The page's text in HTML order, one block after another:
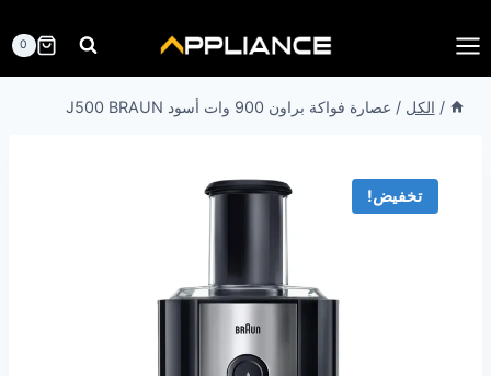
إلى
المحتوى
0
/ الكل / عصارة فواكة براون 900 وات أسود J500 BRAUN
تخفيض!